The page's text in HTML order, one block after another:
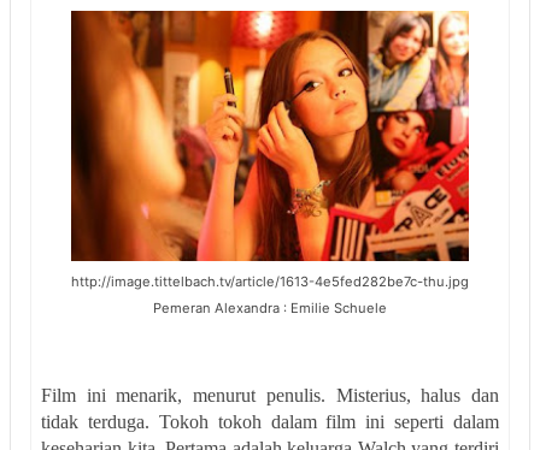
http://image.tittelbach.tv/article/1613-4e5fed282be7c-thu.jpg
Pemeran Alexandra : Emilie Schuele
Film ini menarik, menurut penulis. Misterius, halus dan
tidak terduga. Tokoh tokoh dalam film ini seperti dalam